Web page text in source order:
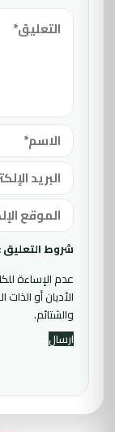
شروط التعليق :
عدم الإساءة
الأديان أو
والشتائم.